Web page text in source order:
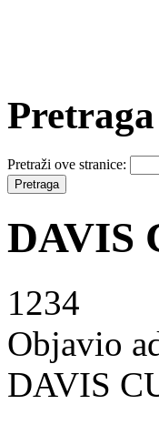
Pretraga
Pretraži ove stranice:
DAVIS
1234
Objavio
DAVIS